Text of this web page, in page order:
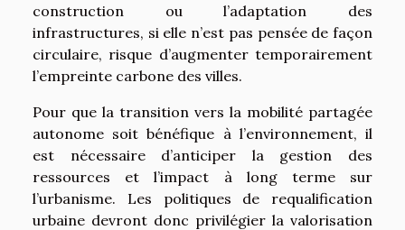
construction ou l’adaptation des
infrastructures, si elle n’est pas pensée de façon
circulaire, risque d’augmenter temporairement
l’empreinte carbone des villes.
Pour que la transition vers la mobilité partagée
autonome soit bénéfique à l’environnement, il
est nécessaire d’anticiper la gestion des
ressources et l’impact à long terme sur
l’urbanisme. Les politiques de requalification
urbaine devront donc privilégier la valorisation